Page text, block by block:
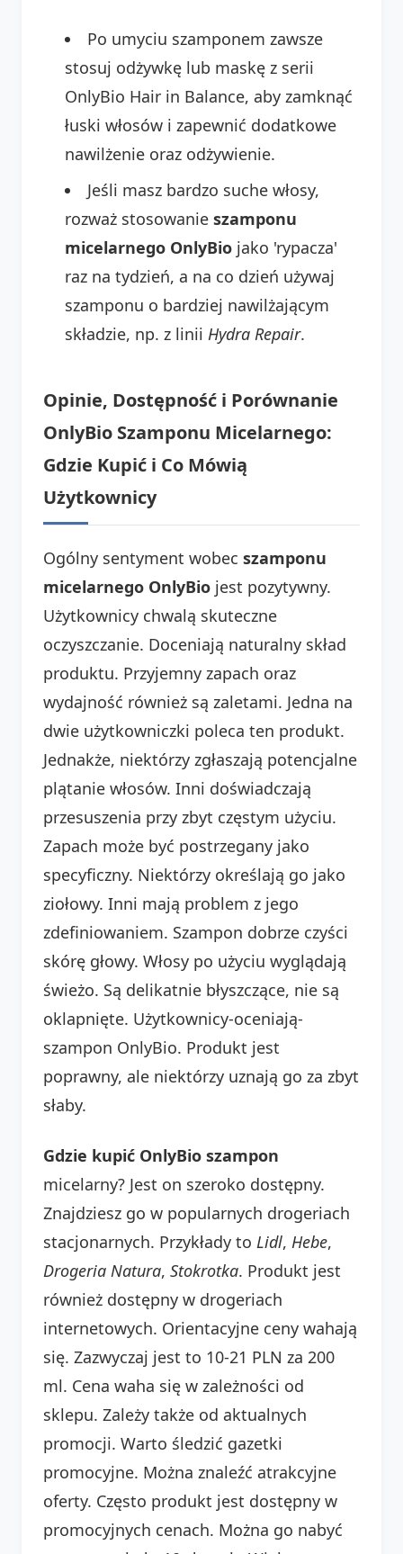
Po umyciu szamponem zawsze
stosuj odżywkę lub maskę z serii
OnlyBio Hair in Balance, aby zamknąć
łuski włosów i zapewnić dodatkowe
nawilżenie oraz odżywienie.
Jeśli masz bardzo suche włosy,
rozważ stosowanie szamponu
micelarnego OnlyBio jako 'rypacza'
raz na tydzień, a na co dzień używaj
szamponu o bardziej nawilżającym
składzie, np. z linii Hydra Repair.
Opinie, Dostępność i Porównanie
OnlyBio Szamponu Micelarnego:
Gdzie Kupić i Co Mówią
Użytkownicy
Ogólny sentyment wobec szamponu
micelarnego OnlyBio jest pozytywny.
Użytkownicy chwalą skuteczne
oczyszczanie. Doceniają naturalny skład
produktu. Przyjemny zapach oraz
wydajność również są zaletami. Jedna na
dwie użytkowniczki poleca ten produkt.
Jednakże, niektórzy zgłaszają potencjalne
plątanie włosów. Inni doświadczają
przesuszenia przy zbyt częstym użyciu.
Zapach może być postrzegany jako
specyficzny. Niektórzy określają go jako
ziołowy. Inni mają problem z jego
zdefiniowaniem. Szampon dobrze czyści
skórę głowy. Włosy po użyciu wyglądają
świeżo. Są delikatnie błyszczące, nie są
oklapnięte. Użytkownicy-oceniają-
szampon OnlyBio. Produkt jest
poprawny, ale niektórzy uznają go za zbyt
słaby.
Gdzie kupić OnlyBio szampon
micelarny? Jest on szeroko dostępny.
Znajdziesz go w popularnych drogeriach
stacjonarnych. Przykłady to Lidl, Hebe,
Drogeria Natura, Stokrotka. Produkt jest
również dostępny w drogeriach
internetowych. Orientacyjne ceny wahają
się. Zazwyczaj jest to 10-21 PLN za 200
ml. Cena waha się w zależności od
sklepu. Zależy także od aktualnych
promocji. Warto śledzić gazetki
promocyjne. Można znaleźć atrakcyjne
oferty. Często produkt jest dostępny w
promocyjnych cenach. Można go nabyć